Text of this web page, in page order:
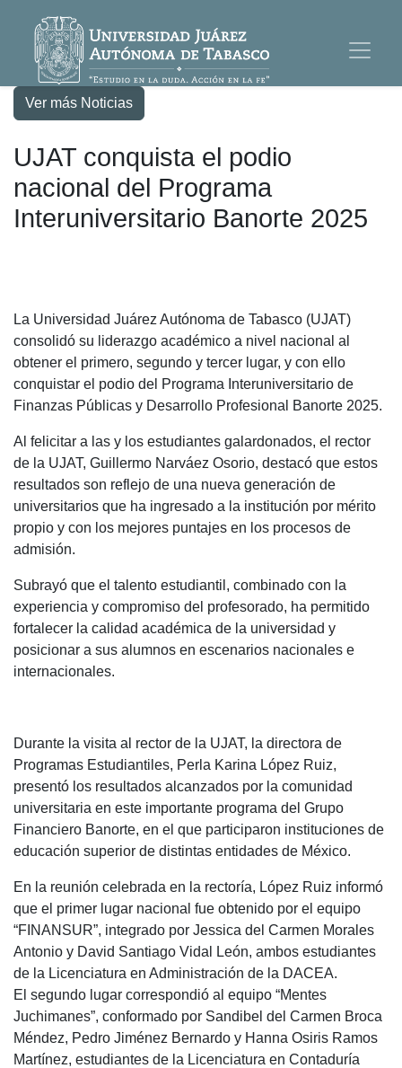
Ver más Noticias
UJAT conquista el podio
nacional del Programa
Interuniversitario Banorte 2025
La Universidad Juárez Autónoma de Tabasco (UJAT)
consolidó su liderazgo académico a nivel nacional al
obtener el primero, segundo y tercer lugar, y con ello
conquistar el podio del Programa Interuniversitario de
Finanzas Públicas y Desarrollo Profesional Banorte 2025.
Al felicitar a las y los estudiantes galardonados, el rector
de la UJAT, Guillermo Narváez Osorio, destacó que estos
resultados son reflejo de una nueva generación de
universitarios que ha ingresado a la institución por mérito
propio y con los mejores puntajes en los procesos de
admisión.
Subrayó que el talento estudiantil, combinado con la
experiencia y compromiso del profesorado, ha permitido
fortalecer la calidad académica de la universidad y
posicionar a sus alumnos en escenarios nacionales e
internacionales.
Durante la visita al rector de la UJAT, la directora de
Programas Estudiantiles, Perla Karina López Ruiz,
presentó los resultados alcanzados por la comunidad
universitaria en este importante programa del Grupo
Financiero Banorte, en el que participaron instituciones de
educación superior de distintas entidades de México.
En la reunión celebrada en la rectoría, López Ruiz informó
que el primer lugar nacional fue obtenido por el equipo
“FINANSUR”, integrado por Jessica del Carmen Morales
Antonio y David Santiago Vidal León, ambos estudiantes
de la Licenciatura en Administración de la DACEA.
El segundo lugar correspondió al equipo “Mentes
Juchimanes”, conformado por Sandibel del Carmen Broca
Méndez, Pedro Jiménez Bernardo y Hanna Osiris Ramos
Martínez, estudiantes de la Licenciatura en Contaduría